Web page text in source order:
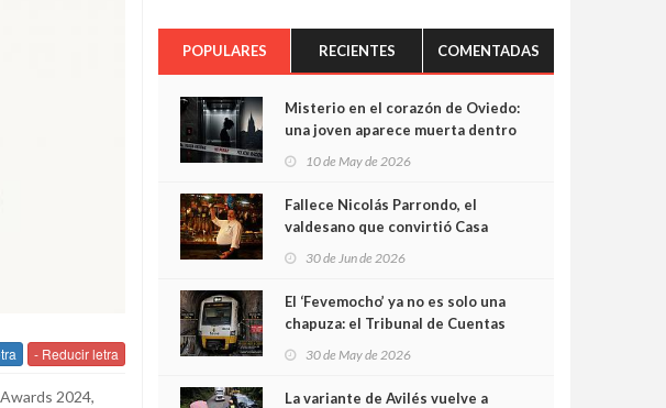
- Reducir letra
2024,
POPULARES RECIENTES COMENTADAS
Misterio en el corazón de Oviedo:
una joven aparece muerta dentro
cámaras captan sus últimos
minutos
10 de May de 2026
Fallece Nicolás Parrondo, el
valdesano que convirtió Casa
30 de Jun de 2026
El ‘Fevemocho’ ya no es solo una
chapuza: el Tribunal de Cuentas
sobrecoste de los trenes que no
cabían por los túneles
30 de May de 2026
La variante de Avilés vuelve a